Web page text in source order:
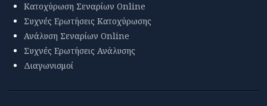
Κατοχύρωση Σεναρίων Online
Συχνές Ερωτήσεις Κατοχύρωσης
Ανάλυση Σεναρίων Online
Συχνές Ερωτήσεις Ανάλυσης
Διαγωνισμοί